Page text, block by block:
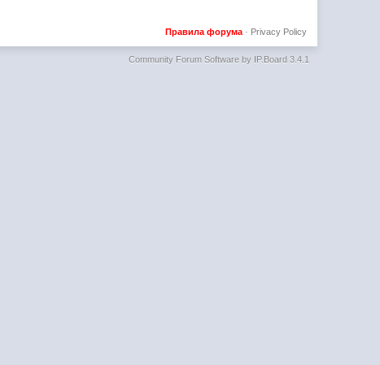
Privacy Policy
Правила форума·
Community Forum Software by IP.Board 3.4.1